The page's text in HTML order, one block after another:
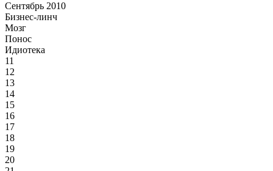
Сентябрь 2010
Бизнес-линч
Мозг
Понос
Идиотека
11
12
13
14
15
16
17
18
19
20